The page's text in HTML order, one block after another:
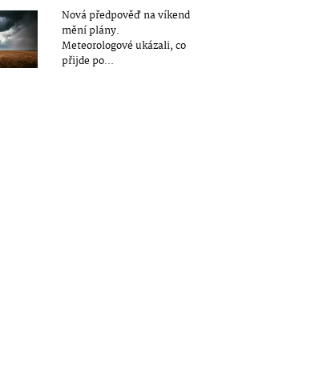
Nová předpověď na víkend
mění plány.
Meteorologové ukázali, co
přijde po...